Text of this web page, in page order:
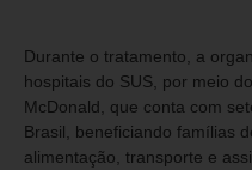
Durante o tratamento, a
hospitais do SUS, por meio
McDonald, que conta com
Brasil, beneficiando famílias
alimentação, transporte e